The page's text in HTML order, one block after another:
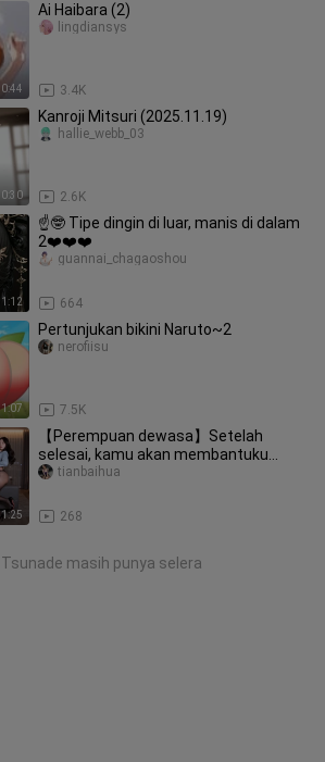
0:44
Ai Haibara (2)
3.4K
lingdiansys
0:30
Kanroji Mitsuri (2025.11.19)
2.6K
hallie_webb_03
1:12
☝️🤓 Tipe dingin di luar, manis di dalam
2❤️❤️❤️
664
guannai_chagaoshou
1:07
Pertunjukan bikini Naruto~2
7.5K
nerofiisu
1:25
【Perempuan dewasa】Setelah
selesai, kamu akan membantuku
berpakaian, kan? 💋 KARA “Mr”
268
tianbaihua
Tsunade masih punya selera